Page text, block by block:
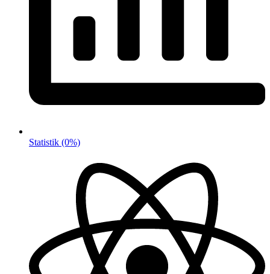
Statistik (0%)